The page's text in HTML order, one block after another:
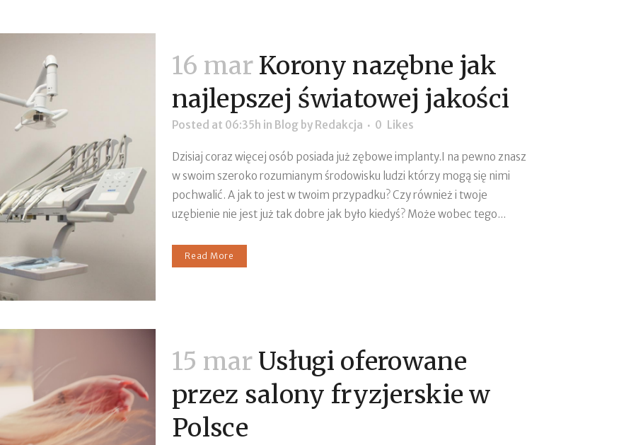
16 mar Korony nazębne jak
najlepszej światowej jakości
Posted at 06:35h in Blog by Redakcja 0 Likes
Dzisiaj coraz więcej osób posiada już zębowe implanty.I na pewno znasz
w swoim szeroko rozumianym środowisku ludzi którzy mogą się nimi
pochwalić. A jak to jest w twoim przypadku? Czy również i twoje
uzębienie nie jest już tak dobre jak było kiedyś? Może wobec tego...
Read More
15 mar Usługi oferowane
przez salony fryzjerskie w
Polsce